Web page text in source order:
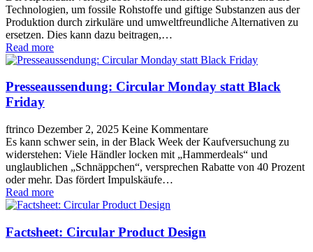
Technologien, um fossile Rohstoffe und giftige Substanzen aus der
Produktion durch zirkuläre und umweltfreundliche Alternativen zu
ersetzen. Dies kann dazu beitragen,…
Read more
Presseaussendung: Circular Monday statt Black
Friday
ftrinco Dezember 2, 2025 Keine Kommentare
Es kann schwer sein, in der Black Week der Kaufversuchung zu
widerstehen: Viele Händler locken mit „Hammerdeals“ und
unglaublichen „Schnäppchen“, versprechen Rabatte von 40 Prozent
oder mehr. Das fördert Impulskäufe…
Read more
Factsheet: Circular Product Design